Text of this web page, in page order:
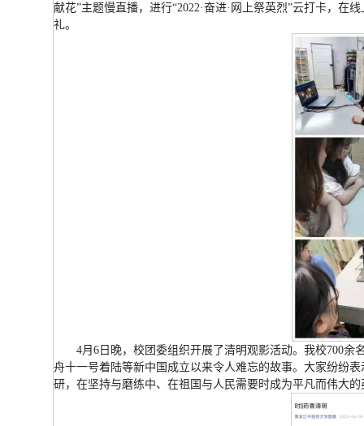
献花”主题慢直播，进行“2022·奋进·网上祭英烈”云打卡，
礼。
4月6日晚，校团委组织开展了清明观影活动。我校700
舟十一号着陆等新中国成立以来令人难忘的故事。大家纷纷
研，在坚持与磨练中、在祖国与人民需要时成为平凡而伟大的